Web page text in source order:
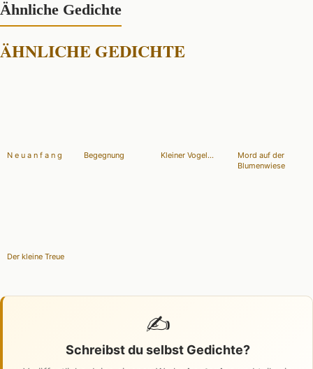
Ähnliche Gedichte
ÄHNLICHE GEDICHTE
N e u a n f a n g Begegnung Kleiner Vogel...
Mord auf der
Blumenwiese
Der kleine Treue
✍️
Schreibst du selbst Gedichte?